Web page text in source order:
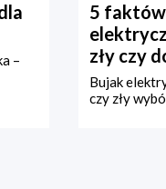
–
5
zły czy
Bujak
czy zły